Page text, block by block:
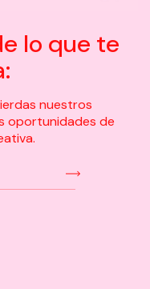
lo que te
nuestros
oportunidades de